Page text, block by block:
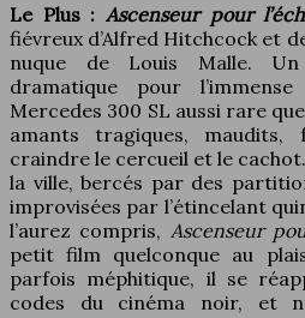
Le Plus : Ascenseur pour
fiévreux d’Alfred Hitchcock et
nuque de Louis Malle.
dramatique pour
Mercedes 300 SL aussi rare
amants tragiques, maudits,
craindre le cercueil et le
la ville, bercés par des
improvisées par l’étincelant
l’aurez compris, Ascenseur
petit film quelconque au
parfois méphitique, il se
codes du cinéma noir, et